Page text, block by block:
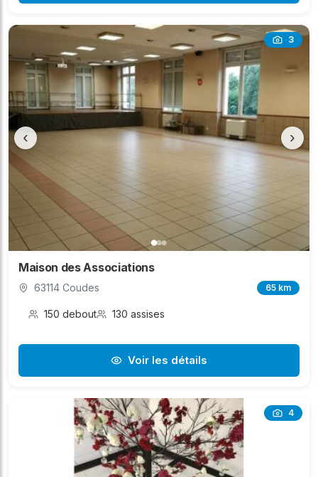
3
‹ ›
Maison des Associations
63114 Coudes 65 km
150 debout 130 assises
Voir les détails
4